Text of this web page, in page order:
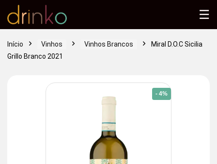
Início Vinhos Vinhos Brancos
Miral D.O.C Sicilia
Grillo Branco 2021
- 4%
☰